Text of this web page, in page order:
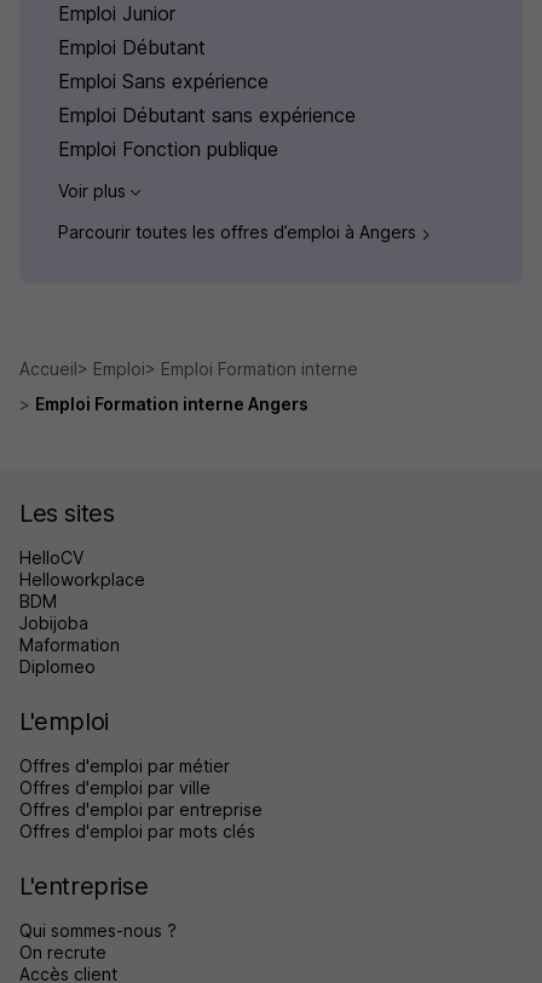
Emploi Junior
Emploi Débutant
Emploi Sans expérience
Emploi Débutant sans expérience
Emploi Fonction publique
Voir plus
Parcourir toutes les offres d’emploi à Angers
Accueil Emploi
Emploi Formation interne
Emploi Formation interne Angers
Les sites
HelloCV
Helloworkplace
BDM
Jobijoba
Maformation
Diplomeo
L'emploi
Offres d'emploi par métier
Offres d'emploi par ville
Offres d'emploi par entreprise
Offres d'emploi par mots clés
L'entreprise
Qui sommes-nous ?
On recrute
Accès client